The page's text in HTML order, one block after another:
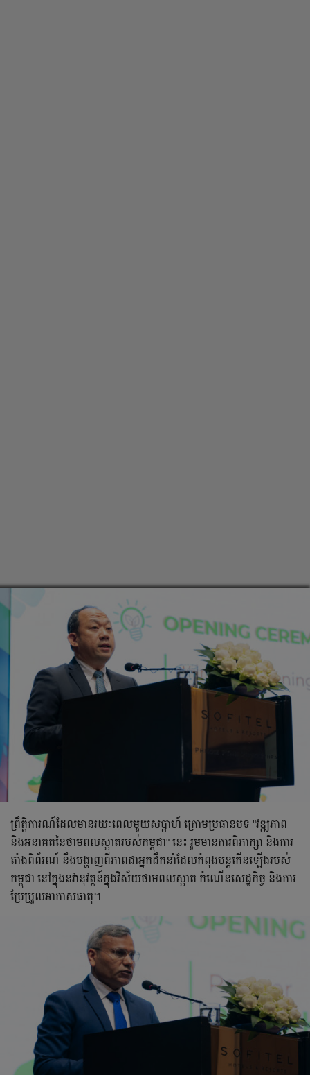
ព្រឹត្តិការណ៍ដែលមានរយៈពេលមួយសប្តាហ៍ ក្រោមប្រធានបទ "វឌ្ឍភាព
និងអនាគតនៃថាមពលស្អាតរបស់កម្ពុជា" នេះ រួមមានការពិភាក្សា និងការ
តាំងពិព័រណ៍ នឹងបង្ហាញពីភាពជាអ្នកដឹកនាំដែលកំពុងបន្ដកើនឡើងរបស់
កម្ពុជា នៅក្នុងនវានុវត្តន៍ក្នុងវិស័យថាមពលស្អាត កំណើនសេដ្ឋកិច្ច និងការ
ប្រែប្រួលអាកាសធាតុ។